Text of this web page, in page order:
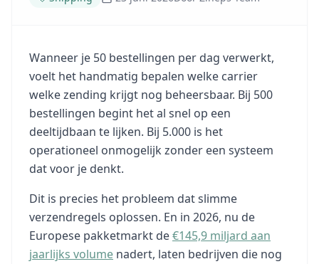
Wanneer je 50 bestellingen per dag verwerkt,
voelt het handmatig bepalen welke carrier
welke zending krijgt nog beheersbaar. Bij 500
bestellingen begint het al snel op een
deeltijdbaan te lijken. Bij 5.000 is het
operationeel onmogelijk zonder een systeem
dat voor je denkt.
Dit is precies het probleem dat slimme
verzendregels oplossen. En in 2026, nu de
Europese pakketmarkt de€145,9 miljard aan
jaarlijks volume nadert, laten bedrijven die nog